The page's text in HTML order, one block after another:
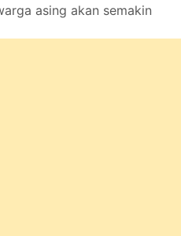
asing akan semakin